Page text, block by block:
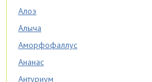
Алоэ
Алыча
Аморфофаллус
Ананас
Антуриум